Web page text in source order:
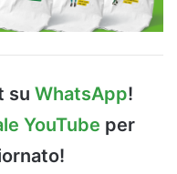
su WhatsApp!
YouTube per